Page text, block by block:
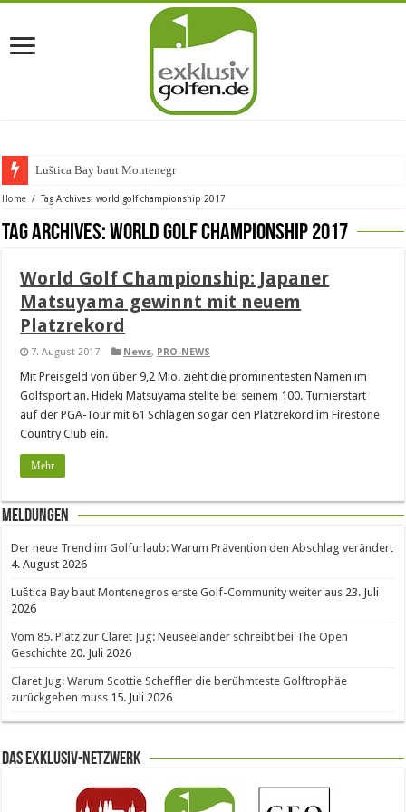
Luštica Bay baut Montenegros
Home / Tag Archives: world golf championship 2017
Tag Archives:world golf championship 2017
World Golf Championship: Japaner
Matsuyama gewinnt mit neuem
Platzrekord
7. August 2017 News, PRO-NEWS
Mit Preisgeld von über 9,2 Mio. zieht die prominentesten Namen im
Golfsport an. Hideki Matsuyama stellte bei seinem 100. Turnierstart
auf der PGA-Tour mit 61 Schlägen sogar den Platzrekord im Firestone
Country Club ein.
Mehr
Meldungen
Der neue Trend im Golfurlaub: Warum Prävention den Abschlag verändert
4. August 2026
Luštica Bay baut Montenegros erste Golf-Community weiter aus 23. Juli
2026
Vom 85. Platz zur Claret Jug: Neuseeländer schreibt bei The Open
Geschichte 20. Juli 2026
Claret Jug: Warum Scottie Scheffler die berühmteste Golftrophäe
zurückgeben muss 15. Juli 2026
Das Exklusiv-Netzwerk